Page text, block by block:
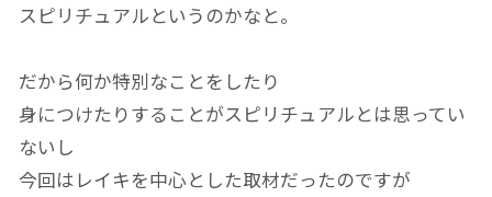
スピリチュアルというのかなと。
だから何か特別なことをしたり
身につけたりすることがスピリチュアルとは思ってい
ないし
今回はレイキを中心とした取材だったのですが